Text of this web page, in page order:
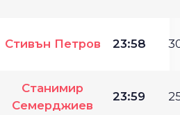
Стивън Петров 23:58
Станимир
Семерджиев
23:59